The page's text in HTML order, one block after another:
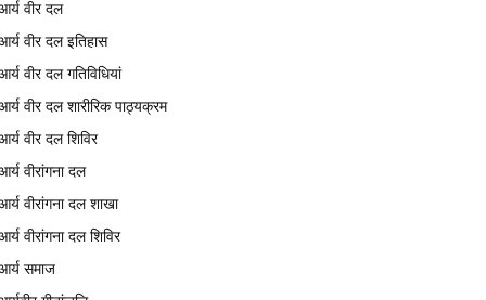
वीर दल
वीर दल इतिहास
वीर दल गतिविधियां
वीर दल शारीरिक पाठ्यक्रम
वीर दल शिविर
वीरांगना दल
वीरांगना दल शाखा
वीरांगना दल शिविर
समाज